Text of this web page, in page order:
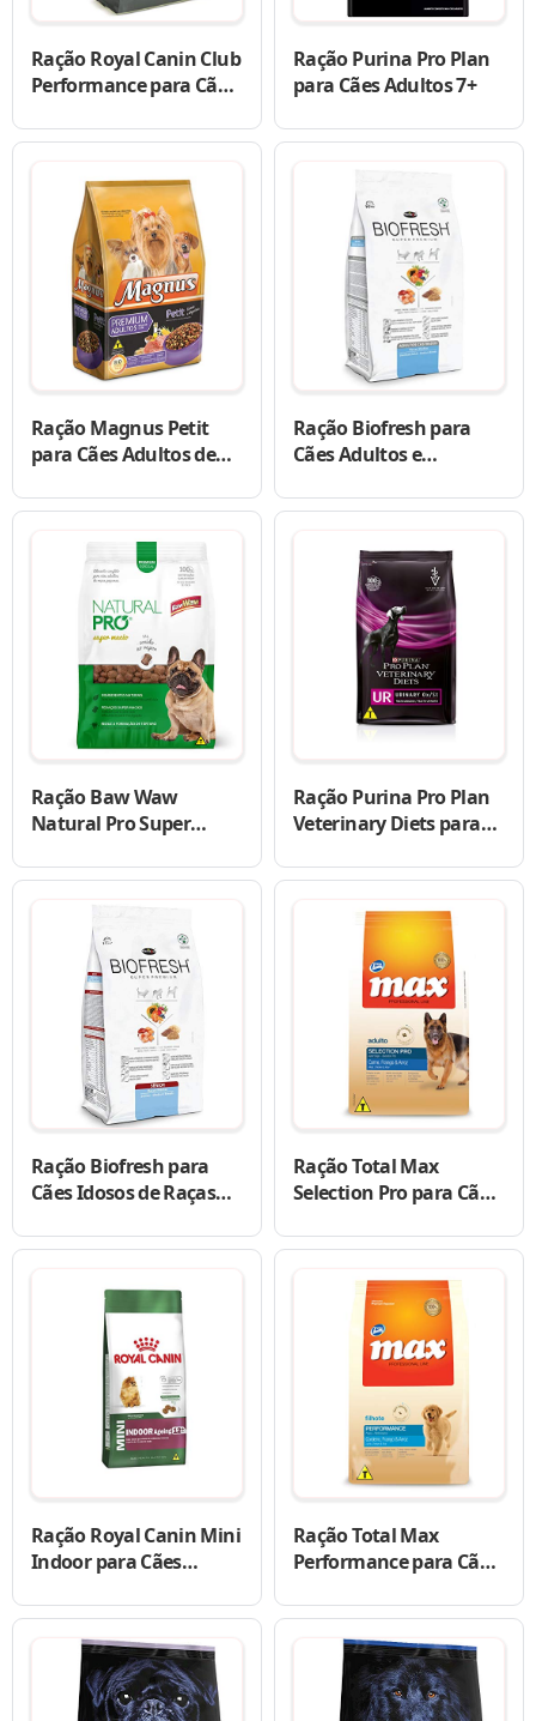
Ração Royal Canin Club
Performance para Cães
Ração Purina Pro Plan
para Cães Adultos 7+
Ração Magnus Petit
para Cães Adultos de
Ração Biofresh para
Cães Adultos e
Médias
Ração Baw Waw
Natural Pro Super
Raças Pequenas
Ração Purina Pro Plan
Veterinary Diets para
Ração Biofresh para
Cães Idosos de Raças
Ração Total Max
Selection Pro para Cães
Ração Royal Canin Mini
Indoor para Cães
Pequenas
Ração Total Max
Performance para Cães